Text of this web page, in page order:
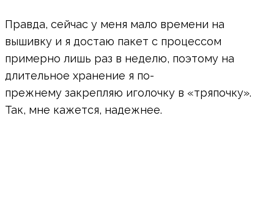
Правда, сейчас у меня мало времени на
вышивку и я достаю пакет с процессом
примерно лишь раз в неделю, поэтому на
длительное хранение я по-
прежнему закрепляю иголочку в «тряпочку».
Так, мне кажется, надежнее.